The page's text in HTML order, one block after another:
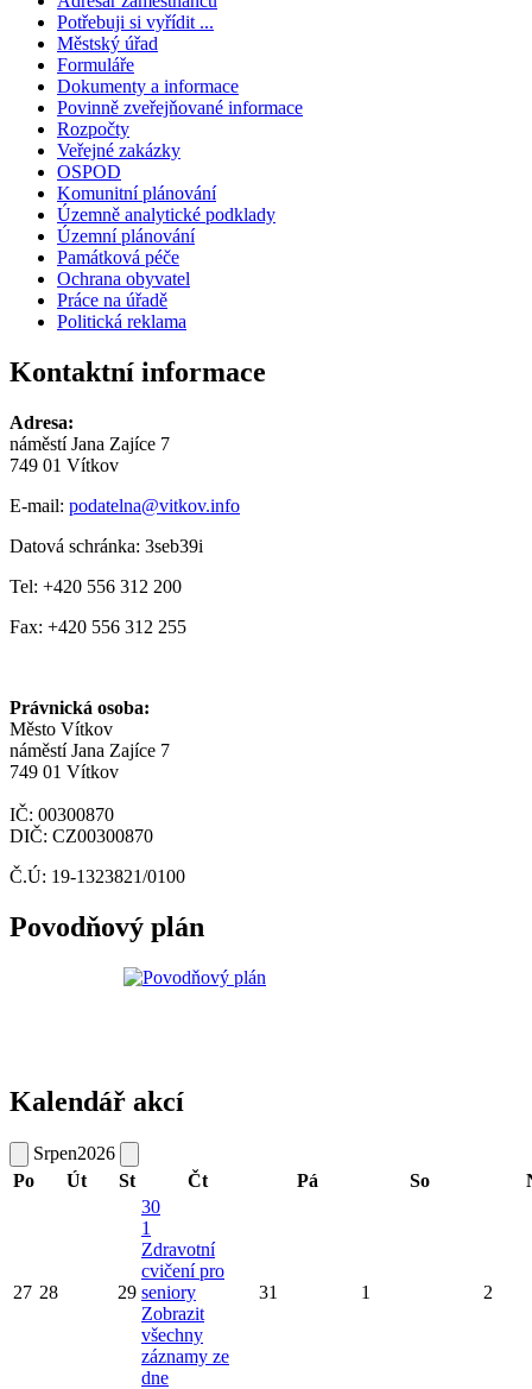
Potřebuji si vyřídit ...
Městský úřad
Formuláře
Dokumenty a informace
Povinně zveřejňované informace
Rozpočty
Veřejné zakázky
OSPOD
Komunitní plánování
Územně analytické podklady
Územní plánování
Památková péče
Ochrana obyvatel
Práce na úřadě
Politická reklama
Kontaktní informace
Adresa:
náměstí Jana Zajíce 7
749 01 Vítkov
E-mail: podatelna@vitkov.info
Datová schránka: 3seb39i
Tel: +420 556 312 200
Fax: +420 556 312 255
Právnická osoba:
Město Vítkov
náměstí Jana Zajíce 7
749 01 Vítkov
IČ: 00300870
DIČ: CZ00300870
Č.Ú: 19-1323821/0100
Povodňový plán
Kalendář akcí
Srpen2026
Po
Út St Čt Pá So
27 28 29
30
1
Zdravotní
cvičení pro
seniory
Zobrazit
všechny
záznamy ze
dne
31 1 2